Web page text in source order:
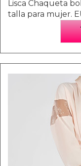
Lisca Chaqueta
talla para mujer.